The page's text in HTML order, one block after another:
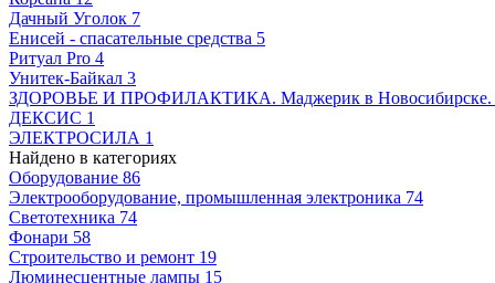
Дачный Уголок 7
Енисей - спасательные средства 5
Ритуал Pro 4
Унитек-Байкал 3
ЗДОРОВЬЕ И ПРОФИЛАКТИКА. Маджерик в Новосибирске.
ДЕКСИС 1
ЭЛЕКТРОСИЛА 1
Найдено в категориях
Оборудование 86
Электрооборудование, промышленная электроника 74
Светотехника 74
Фонари 58
Строительство и ремонт 19
Люминесцентные лампы 15